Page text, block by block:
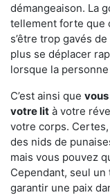
démangeaison. La
tellement forte que
s’être trop gavés
plus se déplacer
lorsque la
C’est ainsi que
votre lit à votre
votre corps.
des nids de
mais vous pouvez
Cependant, seul
garantir une paix